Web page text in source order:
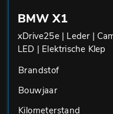
BMW X1
xDrive25e | Leder |
LED | Elektrische Klep
Brandstof
Bouwjaar
Kilometerstand